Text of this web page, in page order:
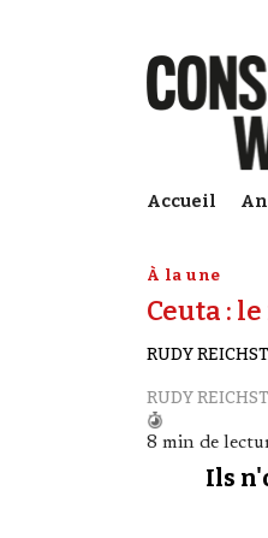
Accueil
À la une
Ceuta :
RUDY
RUDY
8 min de
Ils